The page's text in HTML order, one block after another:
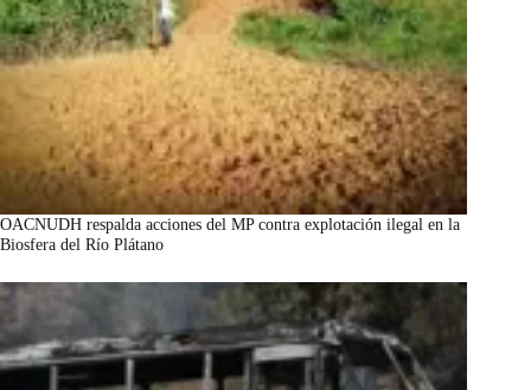
OACNUDH respalda acciones del MP contra explotación ilegal en la
Biosfera del Río Plátano